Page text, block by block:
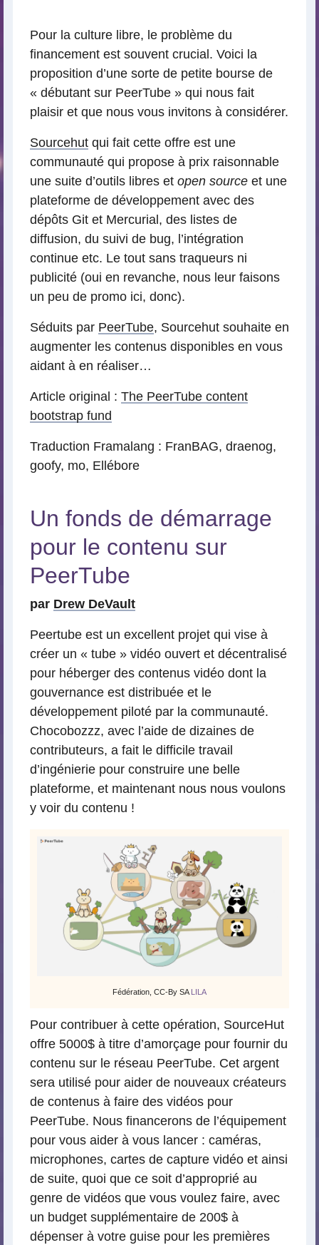
Pour la culture libre, le problème du
financement est souvent crucial. Voici la
proposition d’une sorte de petite bourse de
« débutant sur PeerTube » qui nous fait
plaisir et que nous vous invitons à considérer.
Sourcehut qui fait cette offre est une
communauté qui propose à prix raisonnable
une suite d’outils libres et open source et une
plateforme de développement avec des
dépôts Git et Mercurial, des listes de
diffusion, du suivi de bug, l’intégration
continue etc. Le tout sans traqueurs ni
publicité (oui en revanche, nous leur faisons
un peu de promo ici, donc).
Séduits par PeerTube, Sourcehut souhaite en
augmenter les contenus disponibles en vous
aidant à en réaliser…
Article original : The PeerTube content
bootstrap fund
Traduction Framalang : FranBAG, draenog,
goofy, mo, Ellébore
Un fonds de démarrage
pour le contenu sur
PeerTube
par Drew DeVault
Peertube est un excellent projet qui vise à
créer un « tube » vidéo ouvert et décentralisé
pour héberger des contenus vidéo dont la
gouvernance est distribuée et le
développement piloté par la communauté.
Chocobozzz, avec l’aide de dizaines de
contributeurs, a fait le difficile travail
d’ingénierie pour construire une belle
plateforme, et maintenant nous nous voulons
y voir du contenu !
Fédération, CC-By SA LILA
Pour contribuer à cette opération, SourceHut
offre 5000$ à titre d’amorçage pour fournir du
contenu sur le réseau PeerTube. Cet argent
sera utilisé pour aider de nouveaux créateurs
de contenus à faire des vidéos pour
PeerTube. Nous financerons de l’équipement
pour vous aider à vous lancer : caméras,
microphones, cartes de capture vidéo et ainsi
de suite, quoi que ce soit d’approprié au
genre de vidéos que vous voulez faire, avec
un budget supplémentaire de 200$ à
dépenser à votre guise pour les premières